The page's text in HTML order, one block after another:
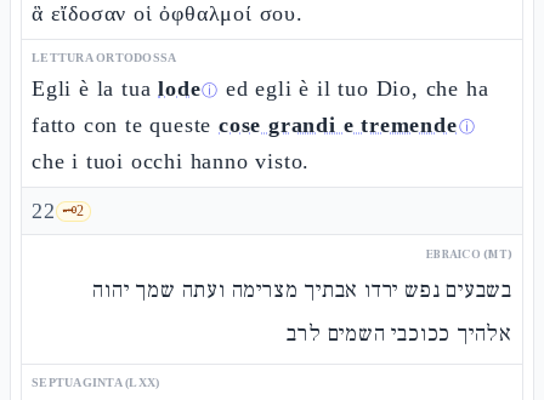
ἃ εἴδοσαν οἱ ὀφθαλμοί σου.
LETTURA ORTODOSSA
Egli è la tualodeⓘ ed egli è il tuo Dio, che ha
fatto con te questecose grandi e tremendeⓘ
che i tuoi occhi hanno visto.
22 🗝️2
EBRAICO (MT)
בשבעים נפש ירדו אבתיך מצרימה ועתה שמך יהוה
אלהיך ככוכבי השמים לרב
SEPTUAGINTA (LXX)